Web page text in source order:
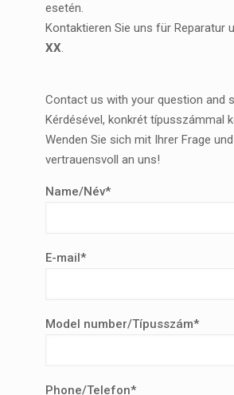
esetén.
Kontaktieren Sie uns für Reparatur
XX.
Contact us with your question and
Kérdésével, konkrét típusszámmal
Wenden Sie sich mit Ihrer Frage
vertrauensvoll an uns!
Name/Név*
E-mail*
Model number/Típusszám*
Phone/Telefon*